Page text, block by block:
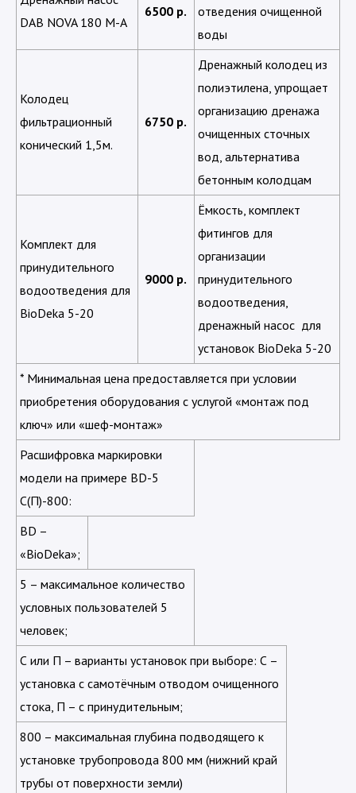
DAB NOVA 180 М-А
6500 р.
отведения очищенной
воды
Колодец
фильтрационный
конический 1,5м.
6750 р.
Дренажный колодец из
полиэтилена, упрощает
организацию дренажа
очищенных сточных
вод, альтернатива
бетонным колодцам
Комплект для
принудительного
водоотведения для
BioDeka 5-20
9000 р.
Ёмкость, комплект
фитингов для
организации
принудительного
водоотведения,
дренажный насос для
установок BioDeka 5-20
* Минимальная цена предоставляется при условии
приобретения оборудования с услугой «монтаж под
ключ» или «шеф-монтаж»
Расшифровка маркировки
модели на примере BD-5
С(П)-800:
BD –
«BioDeka»;
5 – максимальное количество
условных пользователей 5
человек;
С или П – варианты установок при выборе: С –
установка с самотёчным отводом очищенного
стока, П – с принудительным;
800 – максимальная глубина подводящего к
установке трубопровода 800 мм (нижний край
трубы от поверхности земли)